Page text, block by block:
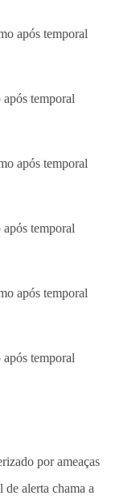
após temporal
após temporal
após temporal
por ameaças
de alerta chama a